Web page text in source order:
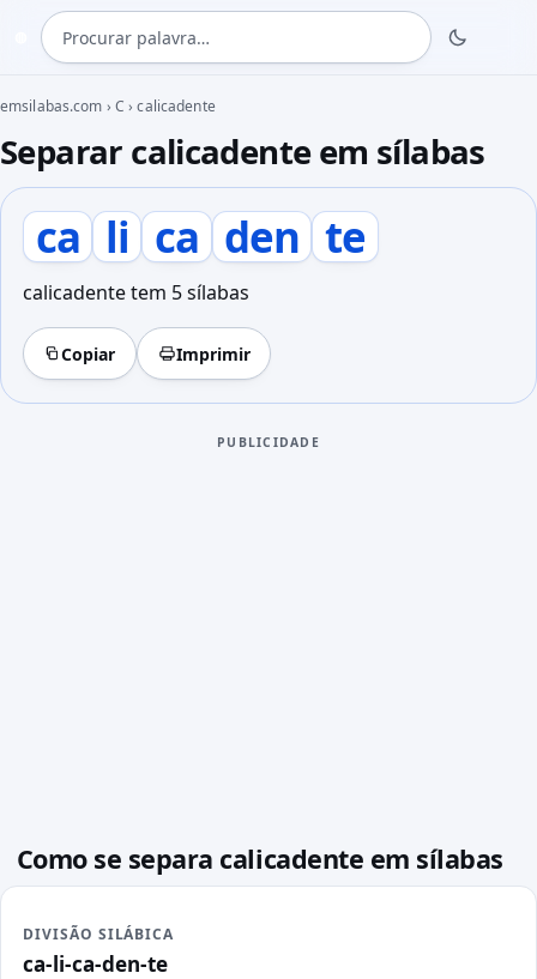
Procurar palavra
emsilabas.com › C ›calicadente
Separar calicadente em sílabas
ca li ca den te
calicadente tem 5 sílabas
Copiar Imprimir
PUBLICIDADE
Como se separa calicadente em sílabas
DIVISÃO SILÁBICA
ca-li-ca-den-te